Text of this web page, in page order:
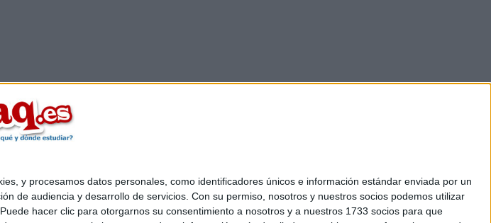
y procesamos datos personales, como identificadores únicos e información estándar enviada por un
de audiencia y desarrollo de servicios. Con su permiso, nosotros y nuestros socios podemos utilizar
hacer clic para otorgarnos su consentimiento a nosotros y a nuestros 1733 socios para que
Contactar|Anúnciate
generales|Política de cookies
47 - 28006 Madrid [ESPAÑA] - Tel. +34 91 593 2767